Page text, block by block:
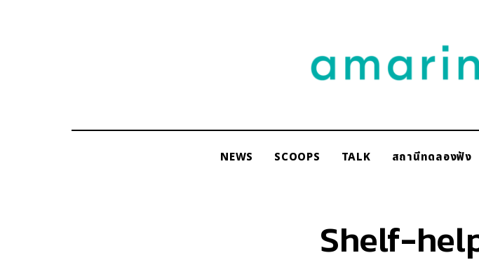
ผู้คน
อ่าน
NEWS SCOOPS TALK สถานีทดลองฟัง
Shelf-